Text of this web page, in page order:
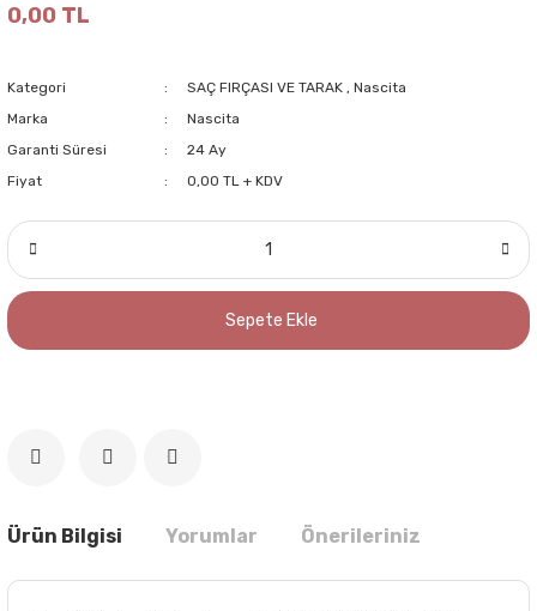
0,00 TL
Kategori SAÇ FIRÇASI VE TARAK , Nascita
Marka
Nascita
Garanti Süresi
24 Ay
Fiyat
0,00 TL + KDV
Sepete Ekle
Ürün Bilgisi Yorumlar Önerileriniz